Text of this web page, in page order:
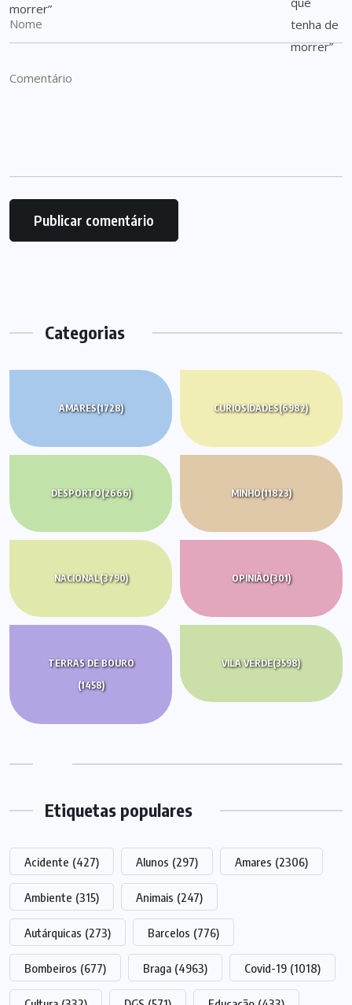
Categorias
AMARES(1728) CURIOSIDADES(6982)
DESPORTO(2666) MINHO(11823)
NACIONAL(3790) OPINIÃO(301)
TERRAS DE BOURO
(1458)
VILA VERDE(3598)
Etiquetas populares
Acidente (427) Alunos (297) Amares (2306)
Ambiente (315) Animais (247)
Autárquicas (273) Barcelos (776)
Bombeiros (677) Braga (4963) Covid-19 (1018)